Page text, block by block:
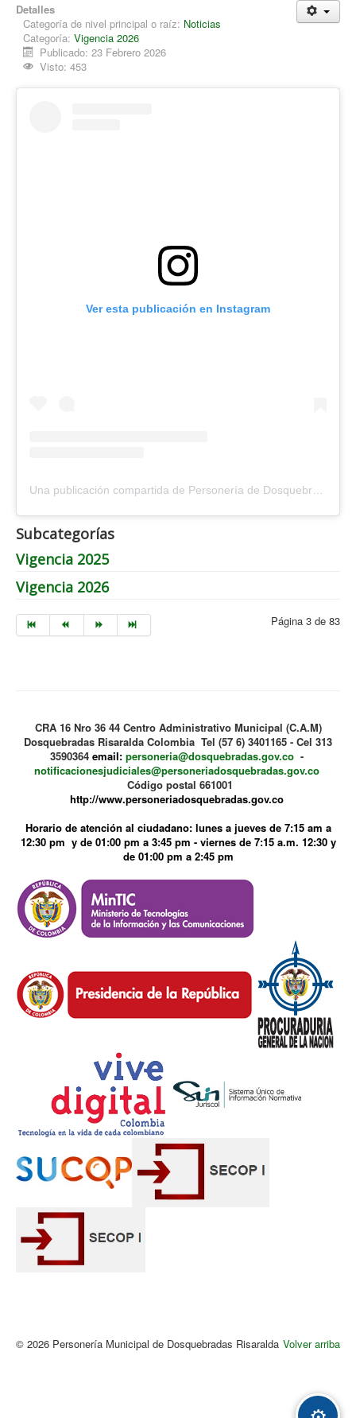
Detalles
Categoría de nivel principal o raíz: Noticias
Categoría: Vigencia 2026
Publicado: 23 Febrero 2026
Visto: 453
Ver esta publicación en Instagram
Una publicación compartida de Personería de Dosquebradas (@personeriadosquebradas)
Subcategorías
Vigencia 2025
Vigencia 2026
Página 3 de 83
CRA 16 Nro 36 44 Centro Administrativo Municipal (C.A.M)
Dosquebradas Risaralda Colombia Tel (57 6) 3401165 - Cel 313
3590364 email: personeria@dosquebradas.gov.co-
notificacionesjudiciales@personeriadosquebradas.gov.co
Código postal 661001
http://www.personeriadosquebradas.gov.co
Horario de atención al ciudadano: lunes a jueves de 7:15 am a
12:30 pm y de 01:00 pm a 3:45 pm - viernes de 7:15 a.m. 12:30 y
de 01:00 pm a 2:45 pm
Volver arriba
© 2026 Personería Municipal de Dosquebradas Risaralda